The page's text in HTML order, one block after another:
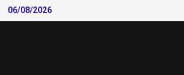
Skip
to
06/08/2026